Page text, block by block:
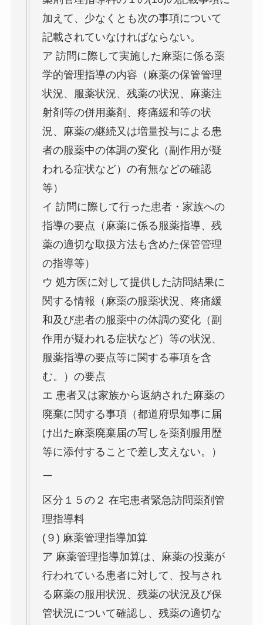
加えて、少なくとも次の事項について
記載されていなければならない。
ア 訪問に際して実施した麻薬に係る薬
学的管理指導の内容（麻薬の保管管理
状況、服薬状況、残薬の状況、麻薬注
射剤等の併用薬剤、疼痛緩和等の状
況、麻薬の継続又は増量投与による患
者の服薬中の体調の変化（副作用が疑
われる症状など）の有無などの確認
等）
イ 訪問に際して行った患者・家族への
指導の要点（麻薬に係る服薬指導、残
薬の適切な取扱方法も含めた保管管理
の指導等）
ウ 処方医に対して提供した訪問結果に
関する情報（麻薬の服薬状況、疼痛緩
和及び患者の服薬中の体調の変化（副
作用が疑われる症状など）等の状況、
服薬指導の要点等に関する事項を含
む。）の要点
エ 患者又は家族から返納された麻薬の
廃棄に関する事項（都道府県知事に届
け出た麻薬廃棄届の写しを薬剤服用歴
等に添付することで差し支えない。）
ー
区分１５の２ 在宅患者緊急訪問薬剤管
理指導料
(９) 麻薬管理指導加算
ア 麻薬管理指導加算は、麻薬の投薬が
行われている患者に対して、投与され
る麻薬の服用状況、残薬の状況及び保
管状況について確認し、残薬の適切な